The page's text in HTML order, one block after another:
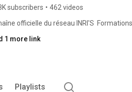
subscribers • 462 videos
officielle du réseau INRI'S
1 more link
Playlists